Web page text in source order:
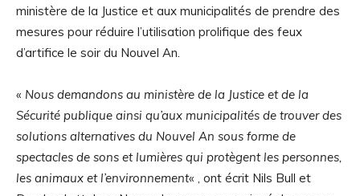
ministère de la Justice et aux municipalités de prendre des
mesures pour réduire l’utilisation prolifique des feux
d’artifice le soir du Nouvel An.
« Nous demandons au ministère de la Justice et de la
Sécurité publique ainsi qu’aux municipalités de trouver des
solutions alternatives du Nouvel An sous forme de
spectacles de sons et lumières qui protègent les personnes,
les animaux et l’environnement« , ont écrit Nils Bull et